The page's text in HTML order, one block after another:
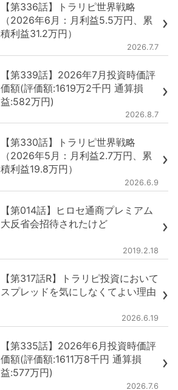
【第336話】トラリピ世界戦略
（2026年6月：月利益5.5万円、累
積利益31.2万円）
2026.7.7
【第339話】2026年7月投資時価評
価額(評価額:1619万2千円 通算損
益:582万円)
2026.8.7
【第330話】トラリピ世界戦略
（2026年5月：月利益2.7万円、累
積利益19.8万円）
2026.6.9
【第014話】ヒロセ通商プレミアム
大反省会招待されたけど
2019.2.18
【第317話R】トラリピ投資において
スプレッドを気にしなくてよい理由
2026.6.19
【第335話】2026年6月投資時価評
価額(評価額:1611万8千円 通算損
益:577万円)
2026.7.6